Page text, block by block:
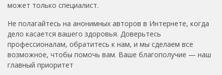
может только специалист.
Не полагайтесь на анонимных авторов в Интернете, когда
дело касается вашего здоровья. Доверьтесь
профессионалам, обратитесь к нам, и мы сделаем все
возможное, чтобы помочь вам. Ваше благополучие — наш
главный приоритет